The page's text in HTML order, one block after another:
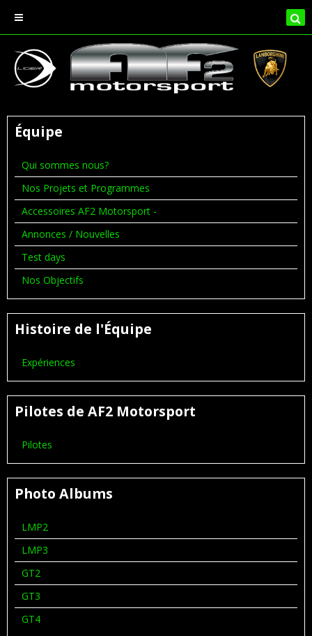
Équipe
Qui sommes nous?
Nos Projets et Programmes
Accessoires AF2 Motorsport -
Annonces / Nouvelles
Test days
Nos Objectifs
Histoire de l'Équipe
Expériences
Pilotes de AF2 Motorsport
Pilotes
Photo Albums
LMP2
LMP3
GT2
GT3
GT4